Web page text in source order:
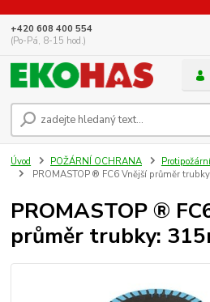
+420 608 400 554
(Po-Pá, 8-15 hod.)
Úvod POŽÁRNÍ OCHRANA
PROMASTOP ® FC6 Vnější průměr
PROMASTOP ®
průměr trubky: